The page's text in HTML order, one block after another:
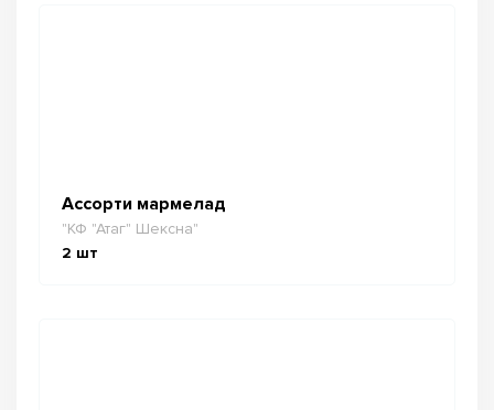
Ассорти мармелад
"КФ "Атаг" Шексна"
2 шт